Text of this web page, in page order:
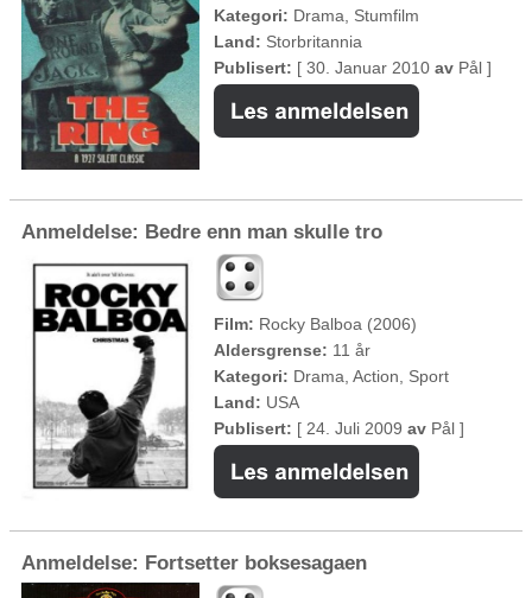
Kategori: Drama, Stumfilm
Land: Storbritannia
Publisert: [ 30. Januar 2010 av Pål ]
Anmeldelse: Bedre enn man skulle tro
Film: Rocky Balboa (2006)
Aldersgrense: 11 år
Kategori: Drama, Action, Sport
Land: USA
Publisert: [ 24. Juli 2009 av Pål ]
Anmeldelse: Fortsetter boksesagaen